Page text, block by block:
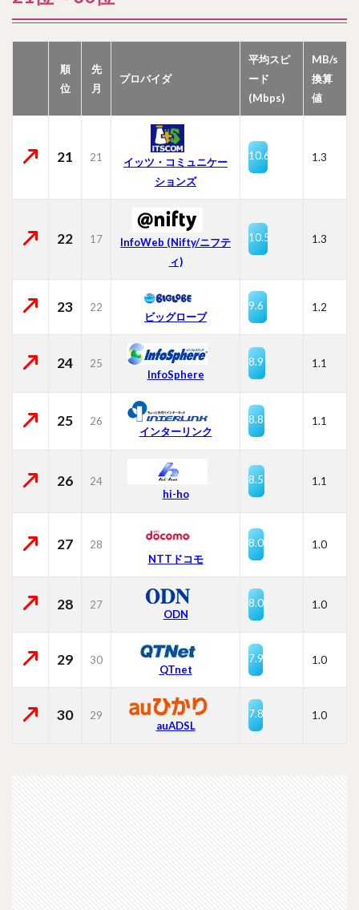
順
位
先
月
プロバイダ
平均スピ
ード
(Mbps)
MB/s
換算
値
21 21
イッツ・コミュニケー
ションズ
10.6 1.3
22 17
InfoWeb (Nifty/ニフテ
ィ)
10.5 1.3
23 22
ビッグローブ
9.6 1.2
24
25
InfoSphere
8.9 1.1
25
26
インターリンク
8.8 1.1
26
24
hi-ho
8.5 1.1
27
28
NTTドコモ
8.0 1.0
28 27
ODN
8.0 1.0
29 30
QTnet
7.9 1.0
30
29
auADSL
7.8 1.0